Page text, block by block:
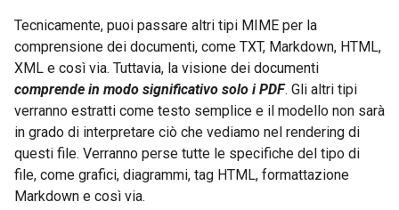
Tecnicamente, puoi passare altri tipi MIME per la
comprensione dei documenti, come TXT, Markdown, HTML,
XML e così via. Tuttavia, la visione dei documenti
comprende in modo significativo solo i PDF. Gli altri tipi
verranno estratti come testo semplice e il modello non sarà
in grado di interpretare ciò che vediamo nel rendering di
questi file. Verranno perse tutte le specifiche del tipo di
file, come grafici, diagrammi, tag HTML, formattazione
Markdown e così via.